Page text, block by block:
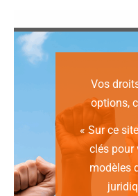
Vos
options,
« Sur ce
clés pour
modèles